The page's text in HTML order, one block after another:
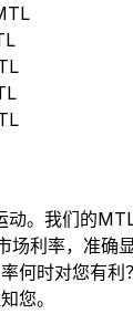
。我们的
场利率，准确
何时对您有利
您。